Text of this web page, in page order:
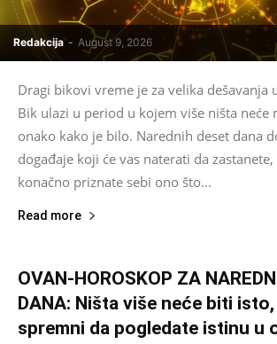
Redakcija - August 9, 2026
Dragi bikovi vreme je za velika dešavanja
Bik ulazi u period u kojem više ništa neće
onako kako je bilo. Narednih deset dana
događaje koji će vas naterati da
konačno priznate sebi ono što...
Read more
OVAN-HOROSKOP ZA
DANA: Ništa više neće biti
spremni da pogledate istinu u